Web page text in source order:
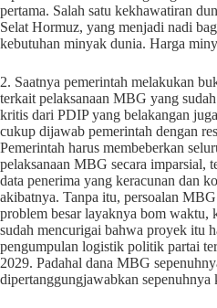
pertama. Salah satu kekhawatiran
Selat Hormuz, yang menjadi nadi
kebutuhan minyak dunia. Harga
2. Saatnya pemerintah melakukan
terkait pelaksanaan MBG yang
kritis dari PDIP yang belakangan
cukup dijawab pemerintah dengan
Pemerintah harus membeberkan
pelaksanaan MBG secara imparsial,
data penerima yang keracunan dan
akibatnya. Tanpa itu, persoalan
problem besar layaknya bom waktu,
sudah mencurigai bahwa proyek itu
pengumpulan logistik politik partai
2029. Padahal dana MBG
dipertanggungjawabkan sepenuhnya